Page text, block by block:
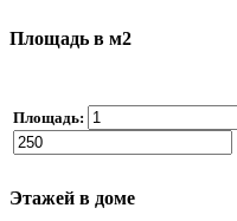
Площадь в м2
Площадь:
Этажей в доме